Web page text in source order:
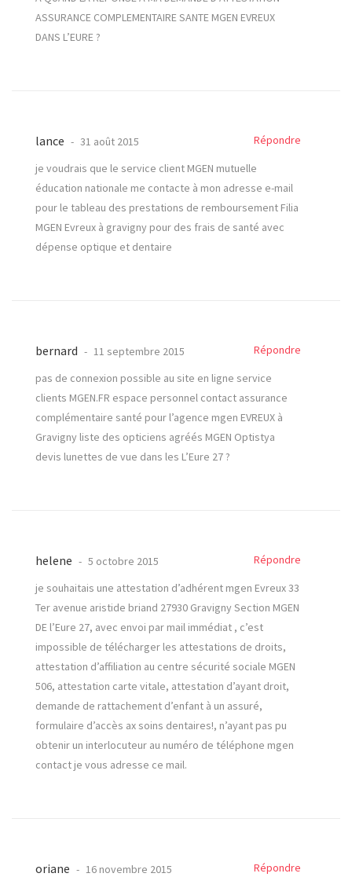
ASSURANCE COMPLEMENTAIRE SANTE MGEN EVREUX
DANS L’EURE ?
lance 31 août 2015
Répondre
je voudrais que le service client MGEN mutuelle
éducation nationale me contacte à mon adresse e-mail
pour le tableau des prestations de remboursement Filia
MGEN Evreux à gravigny pour des frais de santé avec
dépense optique et dentaire
bernard 11 septembre 2015
Répondre
pas de connexion possible au site en ligne service
clients MGEN.FR espace personnel contact assurance
complémentaire santé pour l’agence mgen EVREUX à
Gravigny liste des opticiens agréés MGEN Optistya
devis lunettes de vue dans les L’Eure 27 ?
helene 5 octobre 2015
Répondre
je souhaitais une attestation d’adhérent mgen Evreux 33
Ter avenue aristide briand 27930 Gravigny Section MGEN
DE l’Eure 27, avec envoi par mail immédiat , c’est
impossible de télécharger les attestations de droits,
attestation d’affiliation au centre sécurité sociale MGEN
506, attestation carte vitale, attestation d’ayant droit,
demande de rattachement d’enfant à un assuré,
formulaire d’accès ax soins dentaires!, n’ayant pas pu
obtenir un interlocuteur au numéro de téléphone mgen
contact je vous adresse ce mail.
oriane 16 novembre 2015
Répondre